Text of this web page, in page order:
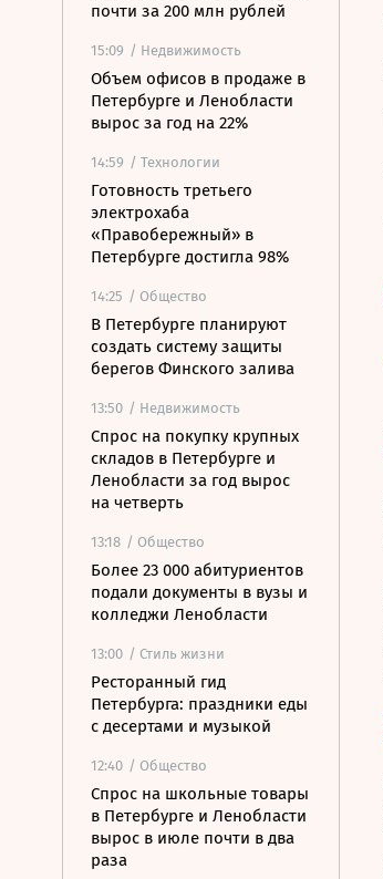
почти за 200 млн рублей
15:09 / Недвижимость
Объем офисов в продаже в
Петербурге и Ленобласти
вырос за год на 22%
14:59 / Технологии
Готовность третьего
электрохаба
«Правобережный» в
Петербурге достигла 98%
14:25 / Общество
В Петербурге планируют
создать систему защиты
берегов Финского залива
13:50 / Недвижимость
Спрос на покупку крупных
складов в Петербурге и
Ленобласти за год вырос
на четверть
13:18 / Общество
Более 23 000 абитуриентов
подали документы в вузы и
колледжи Ленобласти
13:00 / Стиль жизни
Ресторанный гид
Петербурга: праздники еды
с десертами и музыкой
12:40 / Общество
Спрос на школьные товары
в Петербурге и Ленобласти
вырос в июле почти в два
раза